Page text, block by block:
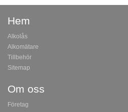
Hem
Alkolås
Alkomätare
Tillbehör
Sitemap
Om oss
Företag